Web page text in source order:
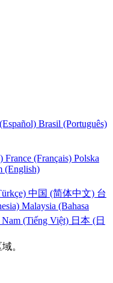
Brasil (Português)
France (Français) Polska
(English)
中国 (简体中文) 台
Malaysia (Bahasa
(Tiếng Việt) 日本 (日
。